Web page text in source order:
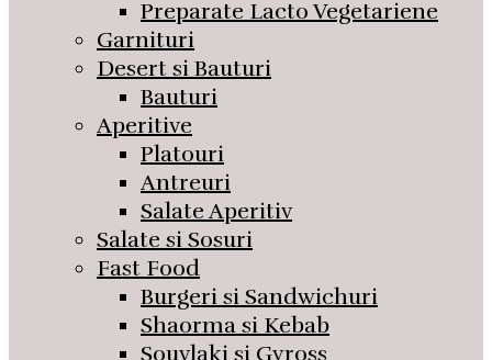
Preparate Lacto Vegetariene
Garnituri
Desert si Bauturi
Bauturi
Aperitive
Platouri
Antreuri
Salate Aperitiv
Salate si Sosuri
Fast Food
Burgeri si Sandwichuri
Shaorma si Kebab
Souvlaki si Gyross